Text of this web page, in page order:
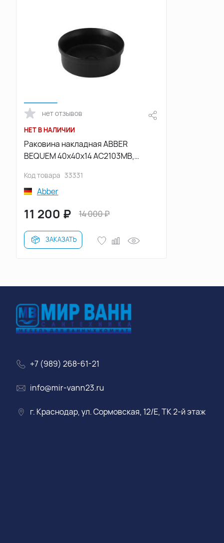
нет отзывов
НЕТ В НАЛИЧИИ
Раковина накладная ABBER
BEQUEM 40х40х14 AC2103MB,
Код товара 33331
Abber
11 200 ₽ 14 000₽
ЗАКАЗАТЬ
+7 (989) 268-61-21
info@mir-vann23.ru
г. Краснодар, ул. Сормовская, 12/Е, ТК 2-й этаж